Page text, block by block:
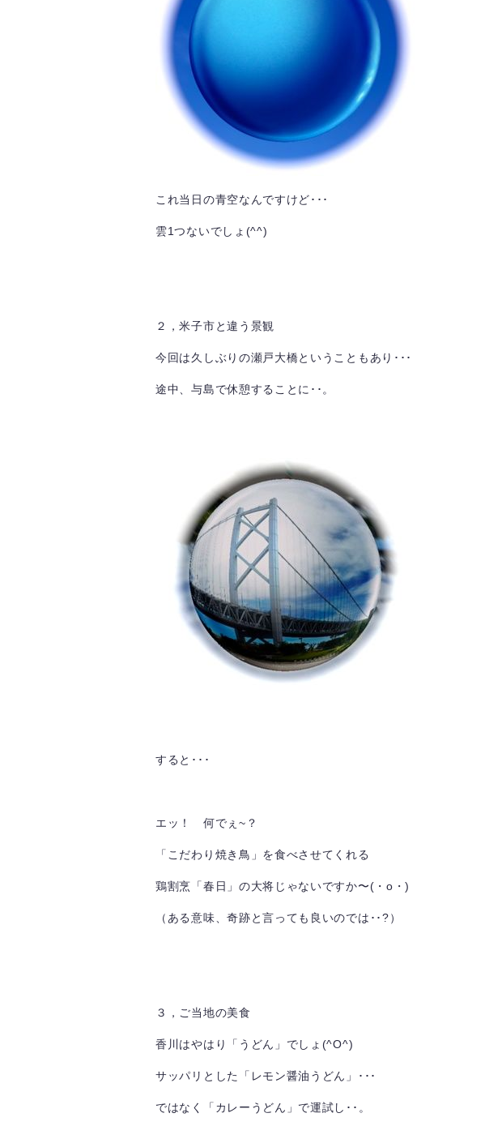
これ当日の青空なんですけど･･･
雲1つないでしょ(^^)
２，米子市と違う景観
今回は久しぶりの瀬戸大橋ということもあり･･･
途中、与島で休憩することに･･。
すると･･･
エッ！ 何でぇ~？
「こだわり焼き鳥」を食べさせてくれる
鶏割烹「春日」の大将じゃないですか〜(・o・)
（ある意味、奇跡と言っても良いのでは･･?）
３，ご当地の美食
香川はやはり「うどん」でしょ(^O^)
サッパリとした「レモン醤油うどん」･･･
ではなく「カレーうどん」で運試し･･。